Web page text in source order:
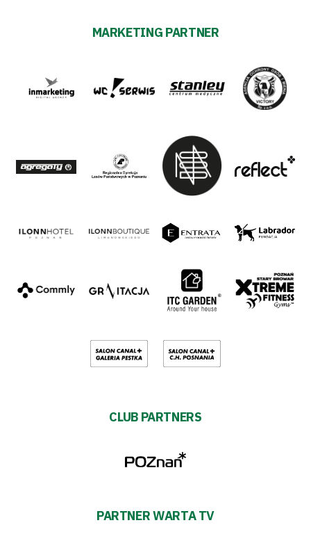
MARKETING PARTNER
CLUB PARTNERS
PARTNER WARTA TV